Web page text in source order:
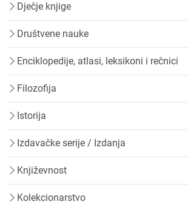
Dječje knjige
Društvene nauke
Enciklopedije, atlasi, leksikoni i rečnici
Filozofija
Istorija
Izdavačke serije / Izdanja
Književnost
Kolekcionarstvo